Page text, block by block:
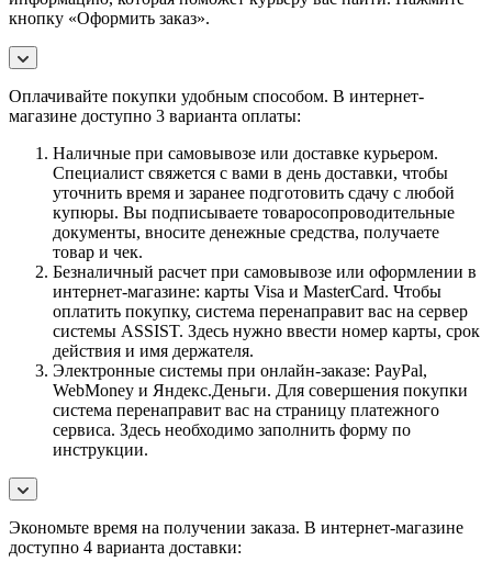
кнопку «Оформить заказ».
Оплачивайте покупки удобным способом. В интернет-
магазине доступно 3 варианта оплаты:
Наличные при самовывозе или доставке курьером.
Специалист свяжется с вами в день доставки, чтобы
уточнить время и заранее подготовить сдачу с любой
купюры. Вы подписываете товаросопроводительные
документы, вносите денежные средства, получаете
товар и чек.
Безналичный расчет при самовывозе или оформлении в
интернет-магазине: карты Visa и MasterCard. Чтобы
оплатить покупку, система перенаправит вас на сервер
системы ASSIST. Здесь нужно ввести номер карты, срок
действия и имя держателя.
Электронные системы при онлайн-заказе: PayPal,
WebMoney и Яндекс.Деньги. Для совершения покупки
система перенаправит вас на страницу платежного
сервиса. Здесь необходимо заполнить форму по
инструкции.
Экономьте время на получении заказа. В интернет-магазине
доступно 4 варианта доставки: